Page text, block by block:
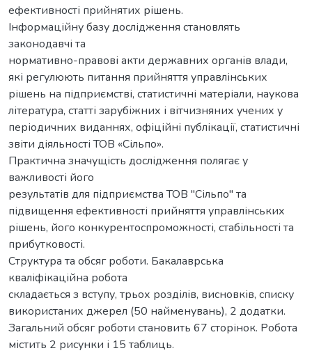
ефективності прийнятих рішень.
Інформаційну базу дослідження становлять
законодавчі та
нормативно-правові акти державних органів влади,
які регулюють питання прийняття управлінських
рішень на підприємстві, статистичні матеріали, наукова
література, статті зарубіжних і вітчизняних учених у
періодичних виданнях, офіційні публікації, статистичні
звіти діяльності ТОВ «Сільпо».
Практична значущість дослідження полягає у
важливості його
результатів для підприємства ТОВ "Сільпо" та
підвищення ефективності прийняття управлінських
рішень, його конкурентоспроможності, стабільності та
прибутковості.
Структура та обсяг роботи. Бакалаврська
кваліфікаційна робота
складається з вступу, трьох розділів, висновків, списку
використаних джерел (50 найменувань), 2 додатки.
Загальний обсяг роботи становить 67 сторінок. Робота
містить 2 рисунки і 15 таблиць.